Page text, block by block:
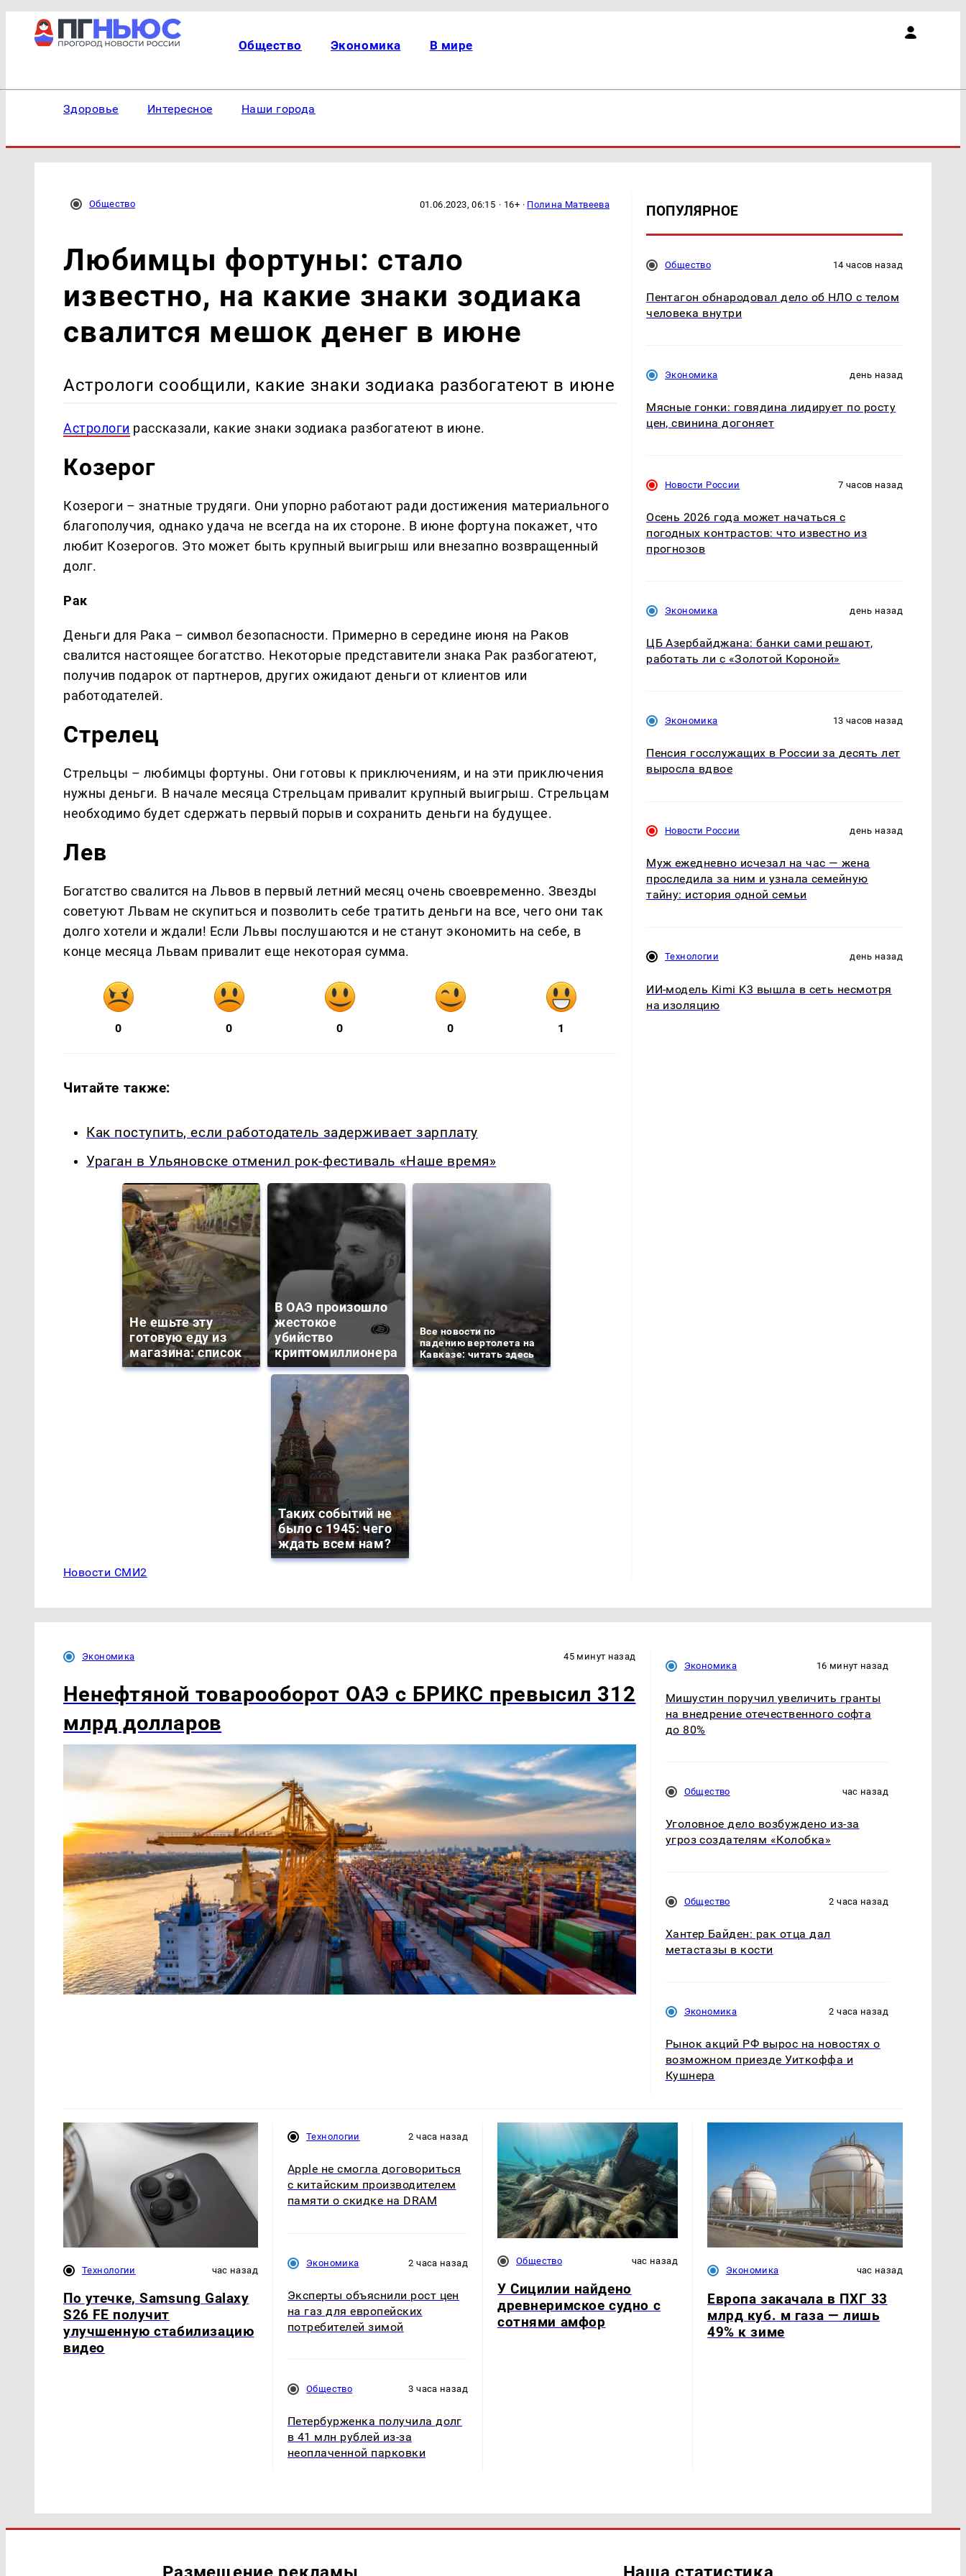
Общество Экономика В мире
Здоровье Интересное Наши города
Общество 01.06.2023, 06:15 · 16+ · Полина Матвеева
Любимцы фортуны: стало
известно, на какие знаки зодиака
свалится мешок денег в июне
Астрологи сообщили, какие знаки зодиака разбогатеют в июне
Астрологи рассказали, какие знаки зодиака разбогатеют в июне.
Козерог
Козероги – знатные трудяги. Они упорно работают ради достижения материального
благополучия, однако удача не всегда на их стороне. В июне фортуна покажет, что
любит Козерогов. Это может быть крупный выигрыш или внезапно возвращенный
долг.
Рак
Деньги для Рака – символ безопасности. Примерно в середине июня на Раков
свалится настоящее богатство. Некоторые представители знака Рак разбогатеют,
получив подарок от партнеров, других ожидают деньги от клиентов или
работодателей.
Стрелец
Стрельцы – любимцы фортуны. Они готовы к приключениям, и на эти приключения
нужны деньги. В начале месяца Стрельцам привалит крупный выигрыш. Стрельцам
необходимо будет сдержать первый порыв и сохранить деньги на будущее.
Лев
Богатство свалится на Львов в первый летний месяц очень своевременно. Звезды
советуют Львам не скупиться и позволить себе тратить деньги на все, чего они так
долго хотели и ждали! Если Львы послушаются и не станут экономить на себе, в
конце месяца Львам привалит еще некоторая сумма.
0 0 0 0 1
Читайте также:
Как поступить, если работодатель задерживает зарплату
Ураган в Ульяновске отменил рок-фестиваль «Наше время»
Не ешьте эту
готовую еду из
магазина: список
В ОАЭ произошло
жестокое
убийство
криптомиллионера
Все новости по
падению вертолета на
Кавказе: читать здесь
Таких событий не
было с 1945: чего
ждать всем нам?
Новости СМИ2
ПОПУЛЯРНОЕ
Общество 14 часов назад
Пентагон обнародовал дело об НЛО с телом
человека внутри
Экономика день назад
Мясные гонки: говядина лидирует по росту
цен, свинина догоняет
Новости России 7 часов назад
Осень 2026 года может начаться с
погодных контрастов: что известно из
прогнозов
Экономика день назад
ЦБ Азербайджана: банки сами решают,
работать ли с «Золотой Короной»
Экономика 13 часов назад
Пенсия госслужащих в России за десять лет
выросла вдвое
Новости России день назад
Муж ежедневно исчезал на час — жена
проследила за ним и узнала семейную
тайну: история одной семьи
Технологии день назад
ИИ-модель Kimi K3 вышла в сеть несмотря
на изоляцию
Экономика 45 минут назад
Ненефтяной товарооборот ОАЭ с БРИКС превысил 312
млрд долларов
Экономика 16 минут назад
Мишустин поручил увеличить гранты
на внедрение отечественного софта
до 80%
Общество час назад
Уголовное дело возбуждено из-за
угроз создателям «Колобка»
Общество 2 часа назад
Хантер Байден: рак отца дал
метастазы в кости
Экономика 2 часа назад
Рынок акций РФ вырос на новостях о
возможном приезде Уиткоффа и
Кушнера
Технологии час назад
По утечке, Samsung Galaxy
S26 FE получит
улучшенную стабилизацию
видео
Технологии 2 часа назад
Apple не смогла договориться
с китайским производителем
памяти о скидке на DRAM
Экономика 2 часа назад
Эксперты объяснили рост цен
на газ для европейских
потребителей зимой
Общество 3 часа назад
Петербурженка получила долг
в 41 млн рублей из-за
неоплаченной парковки
Общество час назад
У Сицилии найдено
древнеримское судно с
сотнями амфор
Экономика час назад
Европа закачала в ПХГ 33
млрд куб. м газа — лишь
49% к зиме